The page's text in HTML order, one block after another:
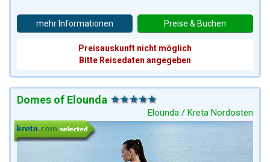
mehr Informationen
Preisauskunft nicht möglich
Bitte Reisedaten angegeben
Preise & Buchen
Domes of Elounda
Elounda / Kreta Nordosten